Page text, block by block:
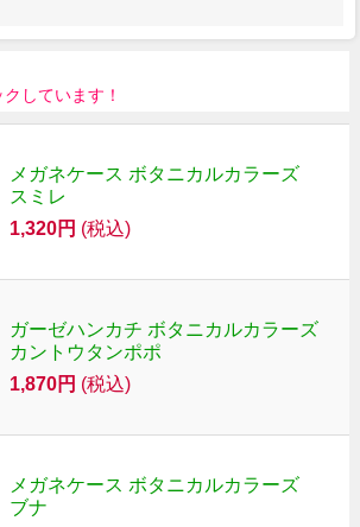
しています！
メガネケース ボタニカルカラーズ
スミレ
1,320円 (税込)
ガーゼハンカチ ボタニカルカラーズ
カントウタンポポ
1,870円 (税込)
メガネケース ボタニカルカラーズ
ブナ